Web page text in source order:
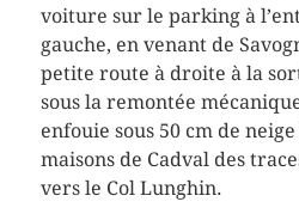
voiture sur le parking à
gauche, en venant de
petite route à droite à la
sous la remontée
enfouie sous 50 cm de
maisons de Cadval des
vers le Col Lunghin.